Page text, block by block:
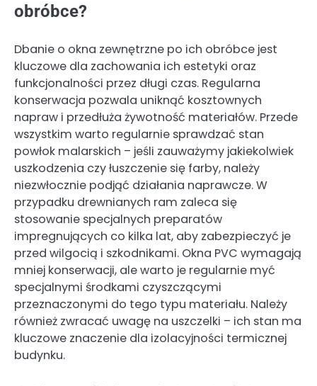
obróbce?
Dbanie o okna zewnętrzne po ich obróbce jest
kluczowe dla zachowania ich estetyki oraz
funkcjonalności przez długi czas. Regularna
konserwacja pozwala uniknąć kosztownych
napraw i przedłuża żywotność materiałów. Przede
wszystkim warto regularnie sprawdzać stan
powłok malarskich – jeśli zauważymy jakiekolwiek
uszkodzenia czy łuszczenie się farby, należy
niezwłocznie podjąć działania naprawcze. W
przypadku drewnianych ram zaleca się
stosowanie specjalnych preparatów
impregnujących co kilka lat, aby zabezpieczyć je
przed wilgocią i szkodnikami. Okna PVC wymagają
mniej konserwacji, ale warto je regularnie myć
specjalnymi środkami czyszczącymi
przeznaczonymi do tego typu materiału. Należy
również zwracać uwagę na uszczelki – ich stan ma
kluczowe znaczenie dla izolacyjności termicznej
budynku.